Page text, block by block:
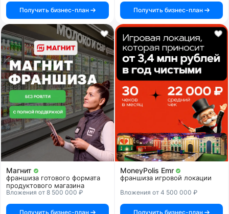
Получить бизнес-план
Получить бизнес-план
Магнит
франшиза готового формата
продуктового магазина
Вложения от 8 500 000 ₽
Получить бизнес-план
MoneyPolis Emr
франшиза игровой локации
Вложения от 4 500 000 ₽
Получить бизнес-план